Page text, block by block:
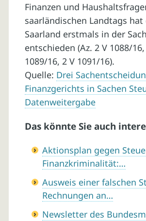
Finanzen und
saarländischen Landtags hat
Saarland erstmals in der
entschieden (Az. 2 V 1088/
1089/16, 2 V 1091/16).
Quelle: Drei
Finanzgerichts in Sachen
Datenweitergabe
Das könnte Sie auch
Aktionsplan gegen
Finanzkriminalität:…
Ausweis einer falschen
Rechnungen an…
Newsletter des